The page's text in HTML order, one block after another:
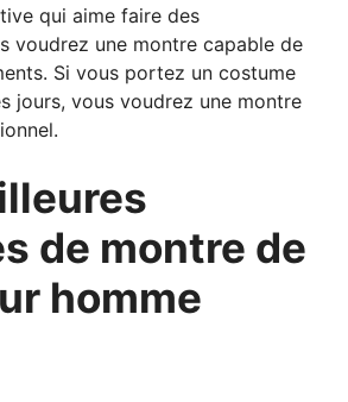
qui aime faire des
voudrez une montre capable de
Si vous portez un costume
jours, vous voudrez une montre
de montre de
homme